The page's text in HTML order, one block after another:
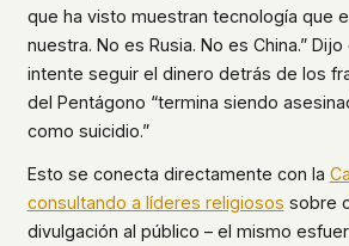
This isn't a privacy policy written by
protect us. It's a promise written by
you. If we ever add analytics,
party scripts, we'll say so here first –
should stop trusting us.
que ha visto muestran tecnología que
nuestra. No es Rusia. No es China.”
intente seguir el dinero detrás de los
del Pentágono “termina siendo
como suicidio.”
Esto se conecta directamente con la
consultando a líderes religiosos sobre
divulgación al público – el mismo